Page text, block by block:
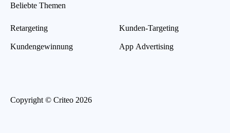
Beliebte Themen
Retargeting
Kundengewinnung
Kunden-Targeting
App Advertising
Copyright © Criteo 2026